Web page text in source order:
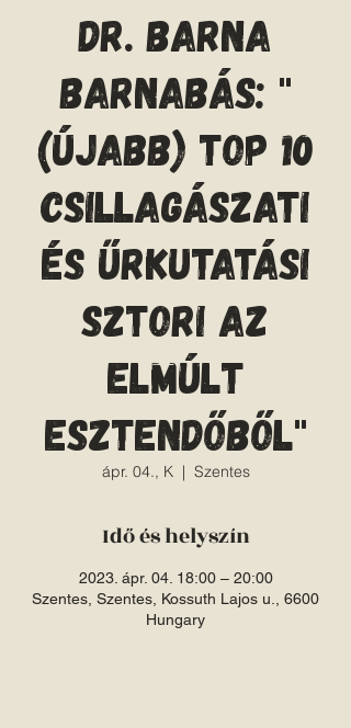
Dr. Barna
Barnabás: "
(Újabb) Top 10
csillagászati
és űrkutatási
sztori az
elmúlt
esztendőből"
ápr. 04., K
  |
Szentes
Idő és helyszín
2023. ápr. 04. 18:00 – 20:00
Szentes, Szentes, Kossuth Lajos u., 6600
Hungary